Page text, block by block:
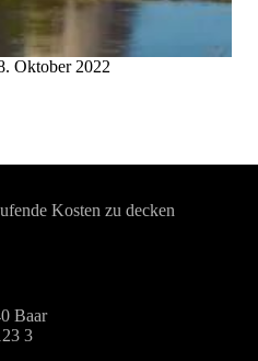
Oktober 2022
Kosten zu decken
Baar
3